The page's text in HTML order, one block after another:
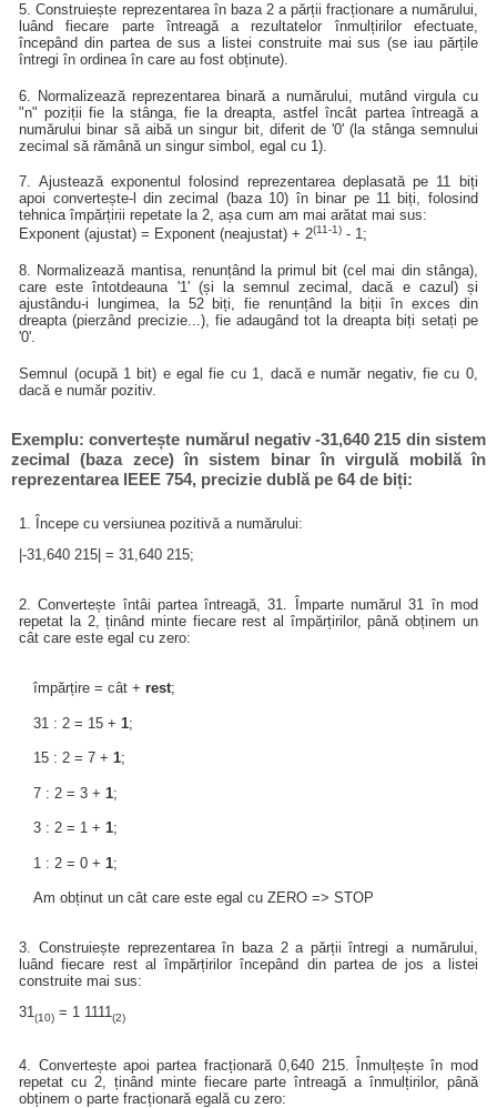
5. Construiește reprezentarea în baza 2 a părții fracționare a numărului,
luând fiecare parte întreagă a rezultatelor înmulțirilor efectuate,
începând din partea de sus a listei construite mai sus (se iau părțile
întregi în ordinea în care au fost obținute).
6. Normalizează reprezentarea binară a numărului, mutând virgula cu
"n" poziții fie la stânga, fie la dreapta, astfel încât partea întreagă a
numărului binar să aibă un singur bit, diferit de '0' (la stânga semnului
zecimal să rămână un singur simbol, egal cu 1).
7. Ajustează exponentul folosind reprezentarea deplasată pe 11 biți
apoi convertește-l din zecimal (baza 10) în binar pe 11 biți, folosind
tehnica împărțirii repetate la 2, așa cum am mai arătat mai sus:
Exponent (ajustat) = Exponent (neajustat) + 2(11-1) - 1;
8. Normalizează mantisa, renunțând la primul bit (cel mai din stânga),
care este întotdeauna '1' (și la semnul zecimal, dacă e cazul) și
ajustându-i lungimea, la 52 biți, fie renunțând la biții în exces din
dreapta (pierzând precizie...), fie adaugând tot la dreapta biți setați pe
'0'.
Semnul (ocupă 1 bit) e egal fie cu 1, dacă e număr negativ, fie cu 0,
dacă e număr pozitiv.
Exemplu: convertește numărul negativ -31,640 215 din sistem
zecimal (baza zece) în sistem binar în virgulă mobilă în
reprezentarea IEEE 754, precizie dublă pe 64 de biți:
1. Începe cu versiunea pozitivă a numărului:
|-31,640 215| = 31,640 215;
2. Convertește întâi partea întreagă, 31. Împarte numărul 31 în mod
repetat la 2, ținând minte fiecare rest al împărțirilor, până obținem un
cât care este egal cu zero:
împărțire = cât + rest;
31 : 2 = 15 + 1;
15 : 2 = 7 + 1;
7 : 2 = 3 + 1;
3 : 2 = 1 + 1;
1 : 2 = 0 + 1;
Am obținut un cât care este egal cu ZERO => STOP
3. Construiește reprezentarea în baza 2 a părții întregi a numărului,
luând fiecare rest al împărțirilor începând din partea de jos a listei
construite mai sus:
31 (10) = 1 1111 (2)
4. Convertește apoi partea fracționară 0,640 215. Înmulțește în mod
repetat cu 2, ținând minte fiecare parte întreagă a înmulțirilor, până
obținem o parte fracționară egală cu zero: